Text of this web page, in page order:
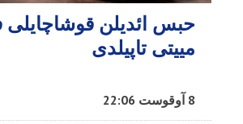
حبس ائدیلن قوشاچایلی
مییتی تاپیلدی
8 آوقوست 22:06